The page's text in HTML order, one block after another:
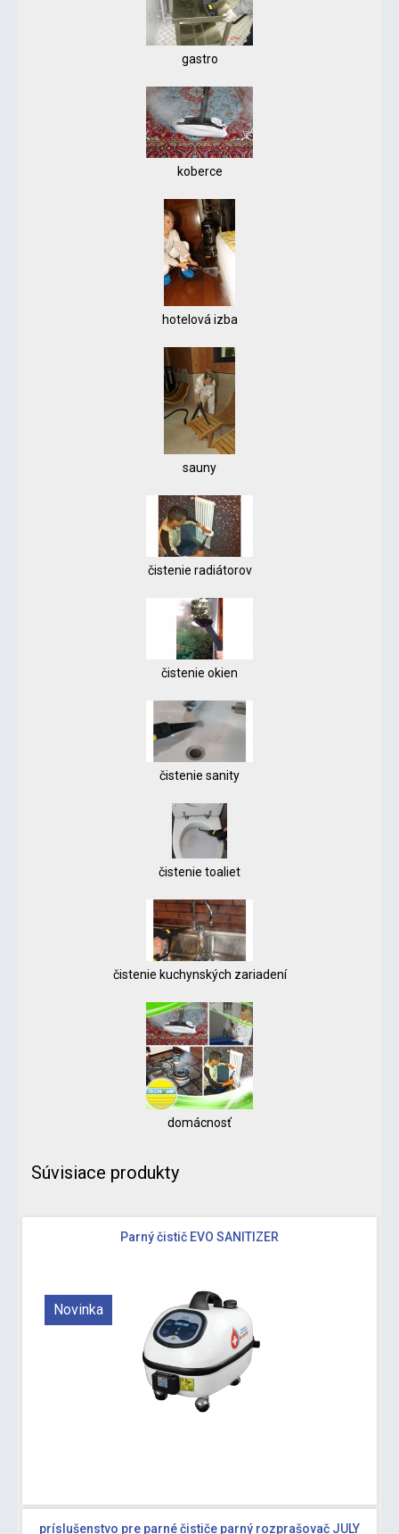
gastro
koberce
hotelová izba
sauny
čistenie radiátorov
čistenie okien
čistenie sanity
čistenie toaliet
čistenie kuchynských zariadení
domácnosť
Súvisiace produkty
Parný čistič EVO SANITIZER
Novinka
príslušenstvo pre parné čističe parný rozprašovač JULY